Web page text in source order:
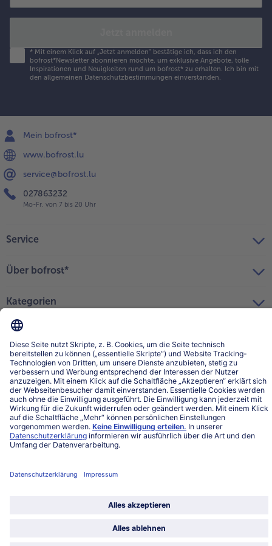
* Mit einem Klick auf „Jetzt anmelden" bestätige ich, dass ich den
bofrost*Newsletter abonnieren möchte, um exklusive Angebote, tolle
Inspirationen und Neuigkeiten rund um bofrost* zu erhalten. Ich bin mit
den allgemeinen Datenschutzbestimmungen einverstanden.
Mein bofrost*
www.bofrost.lu
service@bofrost.lu
027863232
Mo-Fr. von 7 bis 20 Uhr
Service
Über bofrost*
Kategorien